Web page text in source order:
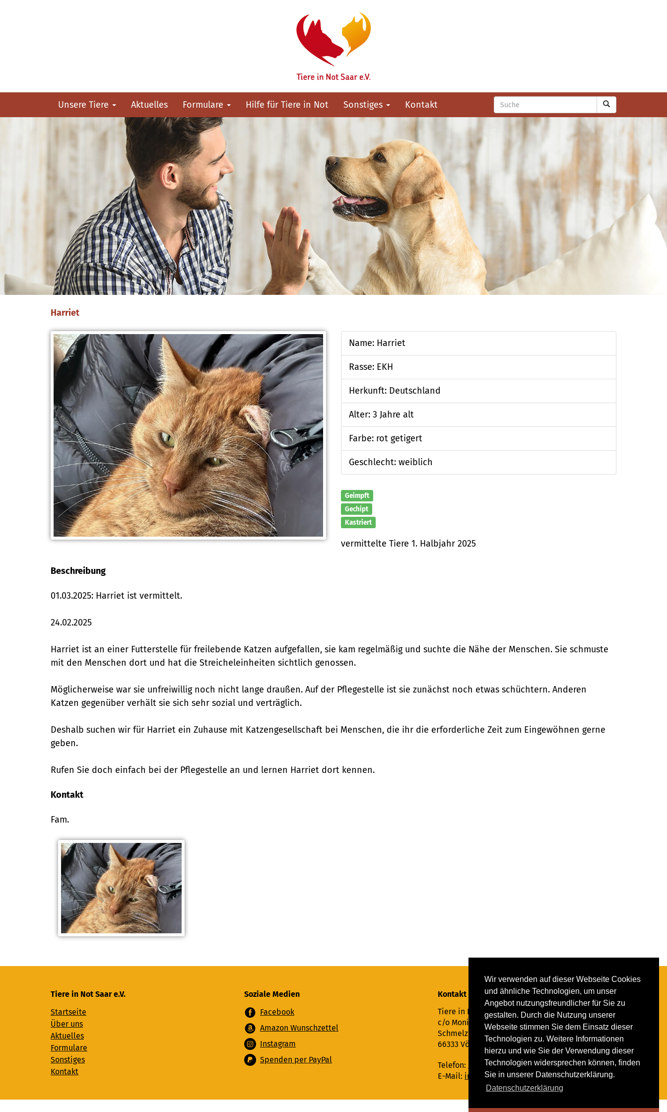
Wir verwenden auf dieser Webseite Cookies
und ähnliche Technologien, um unser
Angebot nutzungsfreundlicher für Sie zu
gestalten. Durch die Nutzung unserer
Webseite stimmen Sie dem Einsatz dieser
Technologien zu. Weitere Informationen
hierzu und wie Sie der Verwendung dieser
Technologien widersprechen können, finden
Sie in unserer Datenschutzerklärung.
Datenschutzerklärung
Unsere Tiere Aktuelles Formulare Hilfe für Tiere in Not Sonstiges Kontakt
Harriet
Name: Harriet
Rasse: EKH
Herkunft: Deutschland
Alter: 3 Jahre alt
Farbe: rot getigert
Geschlecht: weiblich
Geimpft
Gechipt
Kastriert
vermittelte Tiere 1. Halbjahr 2025
Beschreibung
01.03.2025: Harriet ist vermittelt.
24.02.2025
Harriet ist an einer Futterstelle für freilebende Katzen aufgefallen, sie kam regelmäßig und suchte die Nähe der Menschen. Sie schmuste
mit den Menschen dort und hat die Streicheleinheiten sichtlich genossen.
Möglicherweise war sie unfreiwillig noch nicht lange draußen. Auf der Pflegestelle ist sie zunächst noch etwas schüchtern. Anderen
Katzen gegenüber verhält sie sich sehr sozial und verträglich.
Deshalb suchen wir für Harriet ein Zuhause mit Katzengesellschaft bei Menschen, die ihr die erforderliche Zeit zum Eingewöhnen gerne
geben.
Rufen Sie doch einfach bei der Pflegestelle an und lernen Harriet dort kennen.
Kontakt
Fam.
Tiere in Not Saar e.V.
Startseite
Über uns
Aktuelles
Formulare
Sonstiges
Kontakt
Soziale Medien
Facebook
Amazon Wunschzettel
Instagram
Spenden per PayPal
Kontakt
Tiere in Not Saar e.V.
c/o Monika Ewen
Schmelzer Straße 22
66333 Völklingen
Telefon: 06898 294862
E-Mail: info@tiere-in-not-saar.de